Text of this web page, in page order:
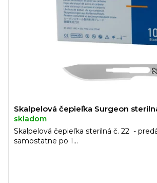
Skalpelová čepieľka Surgeon
skladom
Skalpelová čepieľka sterilná č. 22 -
samostatne po 1...